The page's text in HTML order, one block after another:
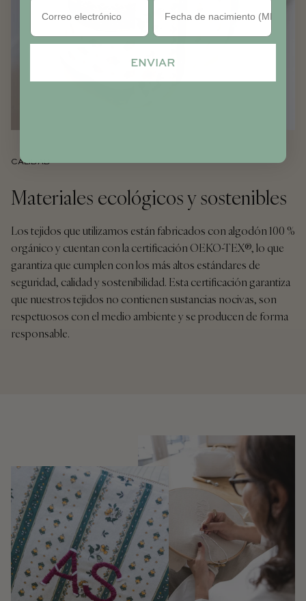
CALIDAD
Materiales ecológicos y sostenibles
Los tejidos que utilizamos están fabricados con algodón 100 %
orgánico y cuentan con la certificación OEKO-TEX®, lo que
garantiza que cumplen con los más altos estándares de
seguridad, calidad y sostenibilidad. Esta certificación garantiza
que nuestros tejidos no contienen sustancias nocivas, son
respetuosos con el medio ambiente y se producen de forma
responsable.
ENVIAR